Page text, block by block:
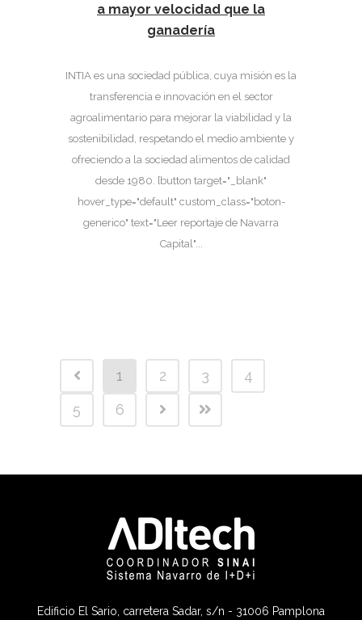
a mayor velocidad que la
ganadería
INTIA es una sociedad pública, cuya misión es la
transferencia e innovación en el sector
agroalimentario para mejorar la viabilidad y la
sostenibilidad, respetando el medio ambiente y
ofreciendo a la sociedad alimentos de calidad
desde 1980. [button target="_blank"
hover_type="default" custom_class="boton-
generico" text="Leer reportaje de Navarra
Capital"...
1 2 3
4
5
6
Edificio El Sario, carretera Sadar, s/n - 31006 Pamplona